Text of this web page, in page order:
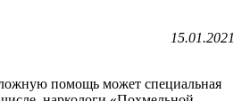
15.01.2021
помощь может специальная